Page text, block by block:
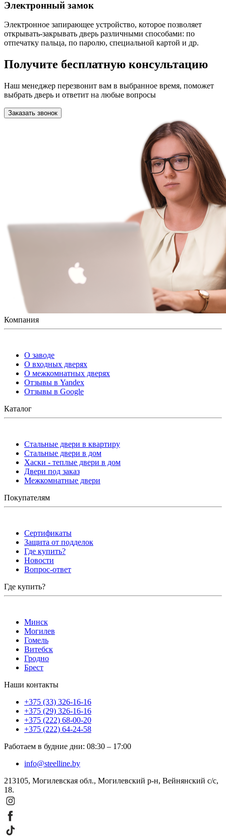
Электронный замок
Электронное запирающее устройство, которое позволяет
открывать-закрывать дверь различными способами: по
отпечатку пальца, по паролю, специальной картой и др.
Получите бесплатную консультацию
Наш менеджер перезвонит вам в выбранное время, поможет
выбрать дверь и ответит на любые вопросы
Заказать звонок
Компания
О заводе
О входных дверях
О межкомнатных дверях
Отзывы в Yandex
Отзывы в Google
Каталог
Стальные двери в квартиру
Стальные двери в дом
Хаски - теплые двери в дом
Двери под заказ
Межкомнатные двери
Покупателям
Сертификаты
Защита от подделок
Где купить?
Новости
Вопрос-ответ
Где купить?
Минск
Могилев
Гомель
Витебск
Гродно
Брест
Наши контакты
+375 (33) 326-16-16
+375 (29) 326-16-16
+375 (222) 68-00-20
+375 (222) 64-24-58
Работаем в будние дни: 08:30 – 17:00
info@steelline.by
213105, Могилевская обл., Могилевский р-н, Вейнянский с/с,
18.